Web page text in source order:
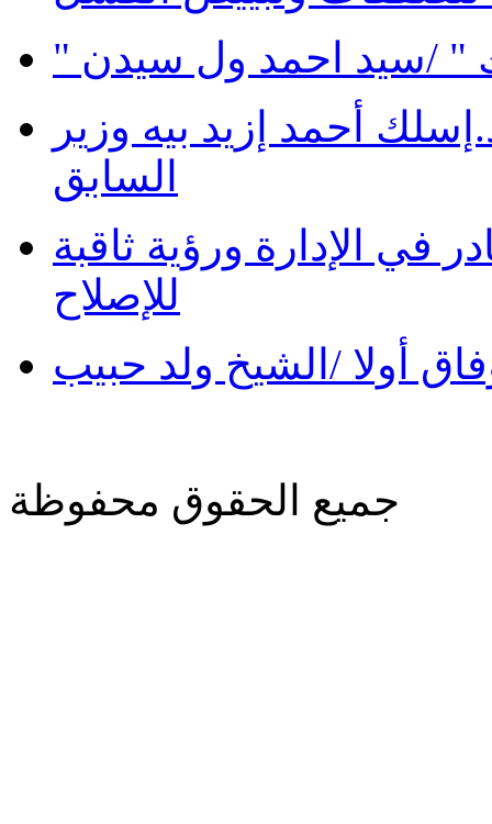
" /سيد احمد ول سيدن
أحمد إزيد بيه وزير
السابق
في الإدارة ورؤية ثاقبة
للإصلاح
أولا /الشيخ ولد حبيب
جميع الحقوق محفوظة